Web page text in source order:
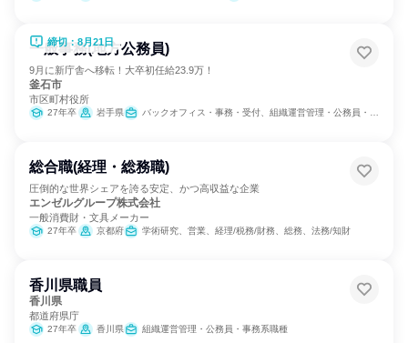
締切：8月21日
一般事務(地方公務員)
9月に新庁舎へ移転！大卒初任給23.9万！
釜石市
市区町村役所
27年卒 岩手県 バックオフィス・事務・受付、組織運営管理・公務員・事務系職種
総合職(経理・総務職)
圧倒的な世界シェアを誇る安定、かつ高収益な企業
エンゼルグループ株式会社
一般消費財・文具メーカー
27年卒 京都府 学術研究、営業、経理/税務/財務、総務、法務/知財
香川県職員
香川県
都道府県庁
27年卒 香川県 組織運営管理・公務員・事務系職種